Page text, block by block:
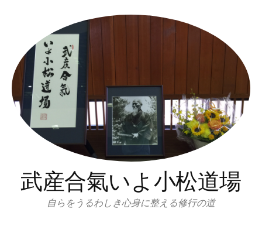
ツ
へ
ス
キ
武産合氣いよ小松道場
自らをうるわしき心身に整える修行の道